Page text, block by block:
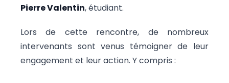
Pierre Valentin, étudiant.
Lors de cette rencontre, de nombreux
intervenants sont venus témoigner de leur
engagement et leur action. Y compris :